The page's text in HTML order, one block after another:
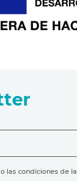
las condiciones de la